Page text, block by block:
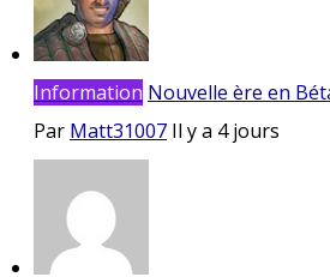
Information Nouvelle ère en
Par Matt31007 Il y a 4 jours